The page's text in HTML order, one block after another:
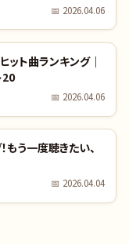
📅 2026.04.06
ット曲ランキング｜
📅 2026.04.06
う一度聴きたい、
📅 2026.04.04